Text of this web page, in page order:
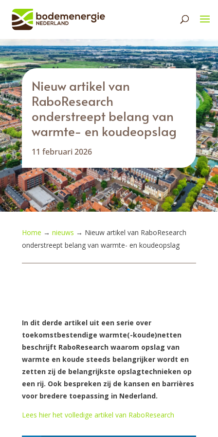
Nieuw artikel van
RaboResearch
onderstreept belang van
warmte- en koudeopslag
11 februari 2026
Home → nieuws → Nieuw artikel van RaboResearch
onderstreept belang van warmte- en koudeopslag
In dit derde artikel uit een serie over
toekomstbestendige warmte(-koude)netten
beschrijft RaboResearch waarom opslag van
warmte en koude steeds belangrijker wordt en
zetten zij de belangrijkste opslagtechnieken op
een rij. Ook bespreken zij de kansen en barrières
voor bredere toepassing in Nederland.
Lees hier het volledige artikel van RaboResearch